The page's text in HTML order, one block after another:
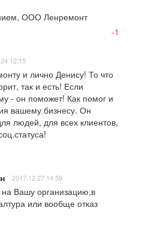
ООО Ленремонт
-1
12:15
и лично Денису! То что
так и есть! Если
- он поможет! Как помог и
вашему бизнесу. Он
людей, для всех клиентов,
2017.12.27 14:59
Вашу организацию,в
или вообще отказ